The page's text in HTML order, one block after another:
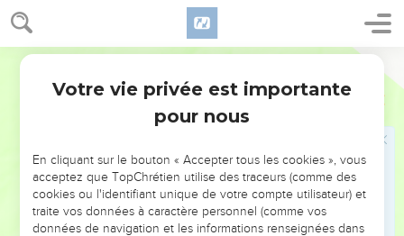
1 Rois 18
« Emparez-vous des prophètes de Baal, leur dit Elie.
Qu'aucun d'eux ne puisse s’échapper ! » Et ils s’emparèrent
d’eux. Elie les fit descendre au bord du torrent du Kison, où il
Puis Elie dit à Achab : « Monte manger et boire, car il y a
un grondement annonciateur de pluie. »
Achab monta manger et boire. Quant à Elie, il monta au
sommet du Carmel et, se penchant jusqu’à terre, il mit son
Votre vie privée est importante
pour nous
En cliquant sur le bouton « Accepter tous les cookies », vous
acceptez que TopChrétien utilise des traceurs (comme des
cookies ou l'identifiant unique de votre compte utilisateur) et
traite vos données à caractère personnel (comme vos
données de navigation et les informations renseignées dans